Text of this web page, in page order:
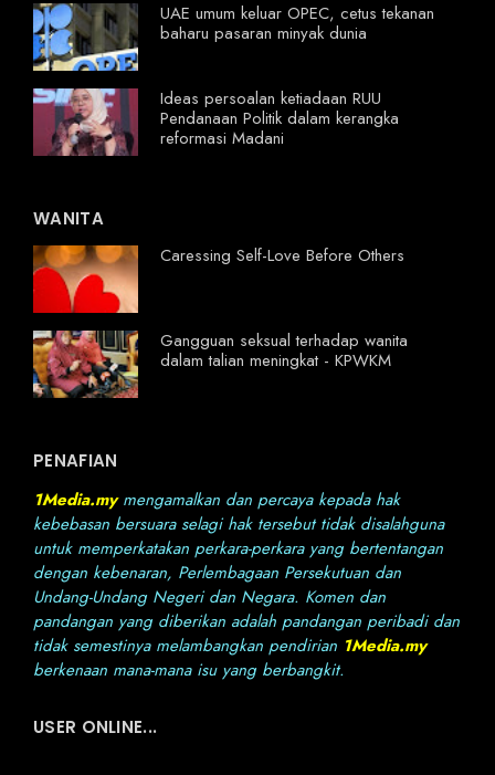
UAE umum keluar OPEC, cetus tekanan
baharu pasaran minyak dunia
Ideas persoalan ketiadaan RUU
Pendanaan Politik dalam kerangka
reformasi Madani
WANITA
Caressing Self-Love Before Others
Gangguan seksual terhadap wanita
dalam talian meningkat - KPWKM
PENAFIAN
1Media.mymengamalkan dan percaya kepada hak
kebebasan bersuara selagi hak tersebut tidak disalahguna
untuk memperkatakan perkara-perkara yang bertentangan
dengan kebenaran, Perlembagaan Persekutuan dan
Undang-Undang Negeri dan Negara. Komen dan
pandangan yang diberikan adalah pandangan peribadi dan
tidak semestinya melambangkan pendirian 1Media.my
berkenaan mana-mana isu yang berbangkit.
USER ONLINE...